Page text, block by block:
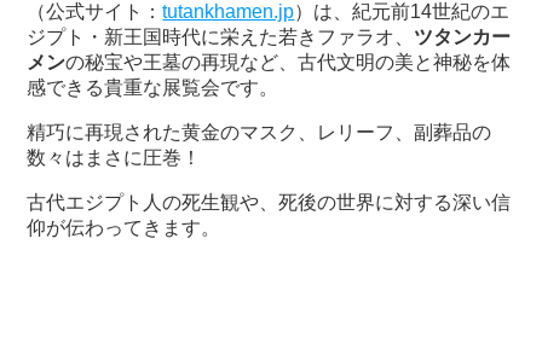
（公式サイト：tutankhamen.jp）は、紀元前14世紀のエ
ジプト・新王国時代に栄えた若きファラオ、 ツタンカー
メンの秘宝や王墓の再現など、古代文明の美と神秘を体
感できる貴重な展覧会です。
精巧に再現された黄金のマスク、レリーフ、副葬品の
数々はまさに圧巻！
古代エジプト人の死生観や、死後の世界に対する深い信
仰が伝わってきます。